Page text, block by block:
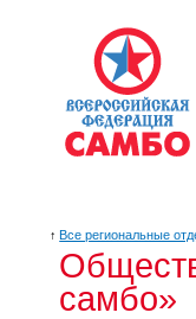
↑ Все региональные
самбо»